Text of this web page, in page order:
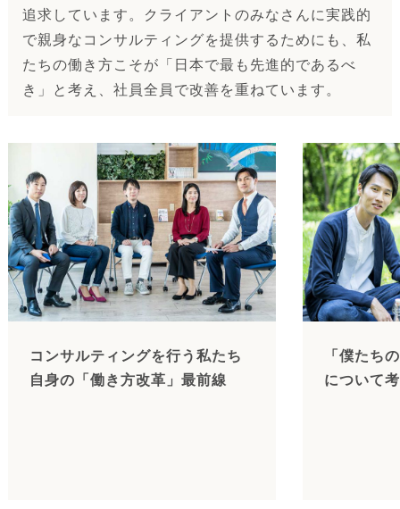
追求しています。クライアントのみなさんに実践的
で親身なコンサルティングを提供するためにも、私
たちの働き方こそが「日本で最も先進的であるべ
き」と考え、社員全員で改善を重ねています。
コンサルティングを行う私たち
自身の「働き方改革」最前線
「僕たち
について